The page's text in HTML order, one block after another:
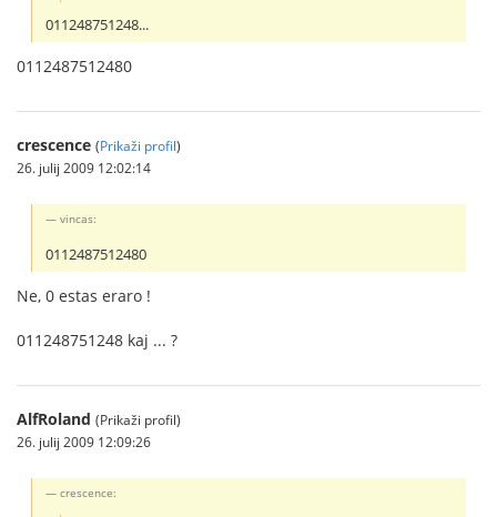
011248751248...
0112487512480
crescence (Prikaži profil)
26. julij 2009 12:02:14
vincas:
0112487512480
Ne, 0 estas eraro !
011248751248 kaj ... ?
AlfRoland (Prikaži profil)
26. julij 2009 12:09:26
crescence: